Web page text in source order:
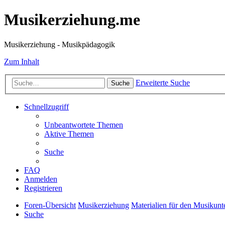
Musikerziehung.me
Musikerziehung - Musikpädagogik
Zum Inhalt
Suche Erweiterte Suche
Schnellzugriff
Unbeantwortete Themen
Aktive Themen
Suche
FAQ
Anmelden
Registrieren
Foren-Übersicht Musikerziehung Materialien für den
Suche